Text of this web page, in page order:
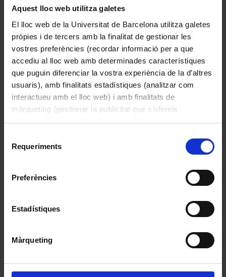
Aquest lloc web utilitza galetes
El lloc web de la Universitat de Barcelona utilitza galetes
pròpies i de tercers amb la finalitat de gestionar les
vostres preferències (recordar informació per a que
accediu al lloc web amb determinades característiques
que puguin diferenciar la vostra experiència de la d’altres
usuaris), amb finalitats estadístiques (analitzar com
interactueu amb el lloc web) i amb finalitats de
màrqueting (gestionar la publicitat que s’ofereix
adequant-la en funció dels vostres hàbits de navegació).
consultar laPolítica de galetes del lloc web de la
Requeriments
Preferències
Estadístiques
Màrqueting
Gres vermell: roca sedimentària detrítica del grup